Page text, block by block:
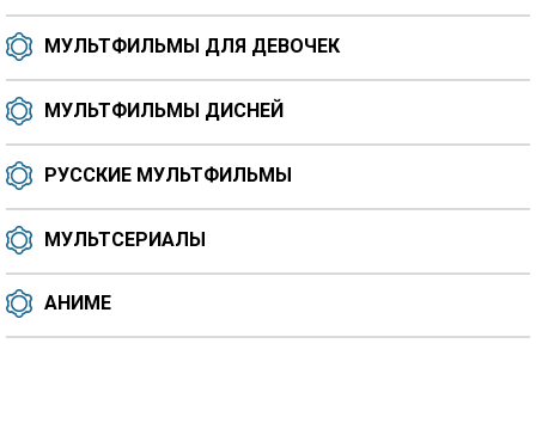
МУЛЬТФИЛЬМЫ ДЛЯ ДЕВОЧЕК
МУЛЬТФИЛЬМЫ ДИСНЕЙ
РУССКИЕ МУЛЬТФИЛЬМЫ
МУЛЬТСЕРИАЛЫ
АНИМЕ